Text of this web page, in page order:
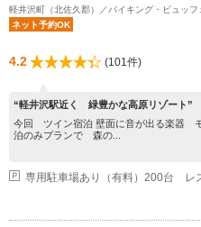
軽井沢町（北佐久郡）／バイキング・ビュッ
ネット予約OK
4.2 (101件)
“軽井沢駅近く 緑豊かな高原リゾート”
今回 ツイン宿泊 壁面に音が出る楽器
泊のみプランで 森の...